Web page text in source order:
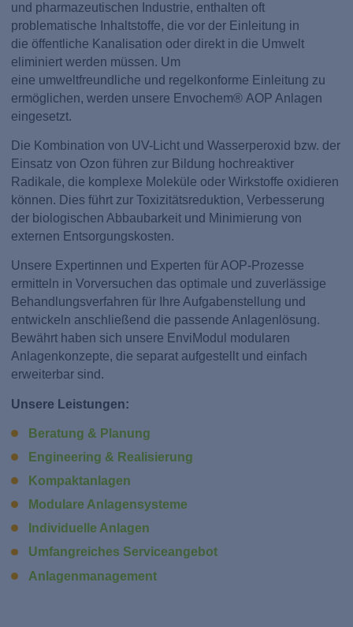
und pharmazeutischen Industrie, enthalten oft
problematische Inhaltstoffe, die vor der Einleitung in
die öffentliche Kanalisation oder direkt in die Umwelt
eliminiert werden müssen. Um
eine umweltfreundliche und regelkonforme Einleitung zu
ermöglichen, werden unsere Envochem® AOP Anlagen
eingesetzt.
Die Kombination von UV-Licht und Wasserperoxid bzw. der
Einsatz von Ozon führen zur Bildung hochreaktiver
Radikale, die komplexe Moleküle oder Wirkstoffe oxidieren
können. Dies führt zur Toxizitätsreduktion, Verbesserung
der biologischen Abbaubarkeit und Minimierung von
externen Entsorgungskosten.
Unsere Expertinnen und Experten für AOP-Prozesse
ermitteln in Vorversuchen das optimale und zuverlässige
Behandlungsverfahren für Ihre Aufgabenstellung und
entwickeln anschließend die passende Anlagenlösung.
Bewährt haben sich unsere EnviModul modularen
Anlagenkonzepte, die separat aufgestellt und einfach
erweiterbar sind.
Unsere Leistungen:
Beratung & Planung
Engineering & Realisierung
Kompaktanlagen
Modulare Anlagensysteme
Individuelle Anlagen
Umfangreiches Serviceangebot
Anlagenmanagement